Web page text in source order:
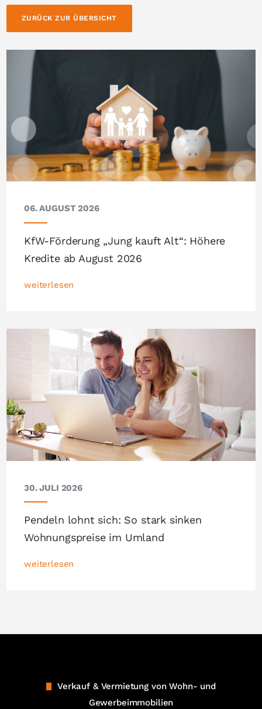
ZURÜCK ZUR ÜBERSICHT
06. AUGUST 2026
KfW-Förderung „Jung kauft Alt“: Höhere
Kredite ab August 2026
weiterlesen
30. JULI 2026
Pendeln lohnt sich: So stark sinken
Wohnungspreise im Umland
weiterlesen
Verkauf & Vermietung von Wohn- und
Gewerbeimmobilien